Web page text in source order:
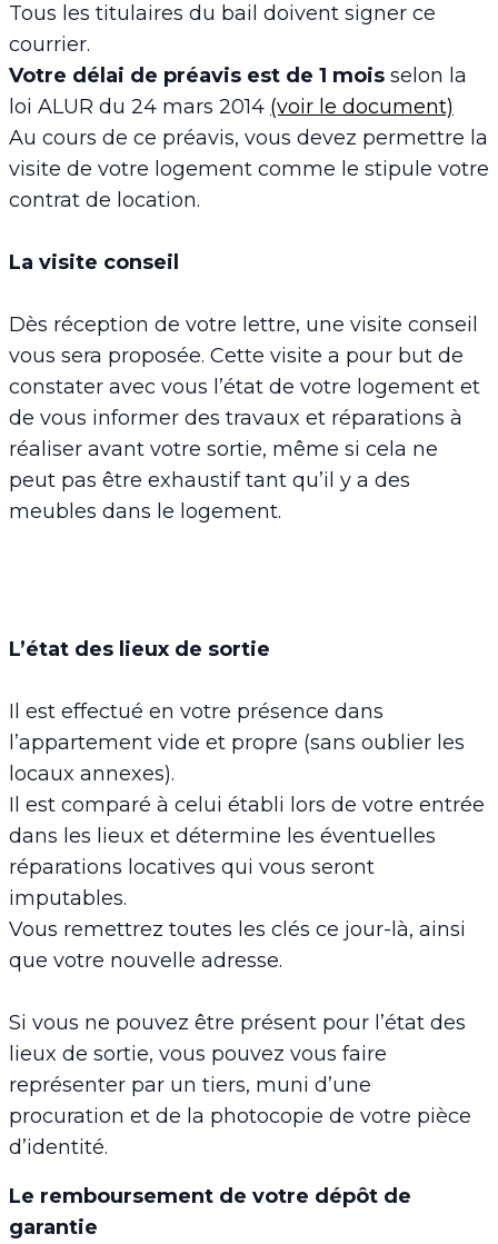
Tous les titulaires du bail doivent signer ce
courrier.
Votre délai de préavis est de 1 mois selon la
loi ALUR du 24 mars 2014 (voir le document)
Au cours de ce préavis, vous devez permettre la
visite de votre logement comme le stipule votre
contrat de location.
La visite conseil
Dès réception de votre lettre, une visite conseil
vous sera proposée. Cette visite a pour but de
constater avec vous l’état de votre logement et
de vous informer des travaux et réparations à
réaliser avant votre sortie, même si cela ne
peut pas être exhaustif tant qu’il y a des
meubles dans le logement.
L’état des lieux de sortie
Il est effectué en votre présence dans
l’appartement vide et propre (sans oublier les
locaux annexes).
Il est comparé à celui établi lors de votre entrée
dans les lieux et détermine les éventuelles
réparations locatives qui vous seront
imputables.
Vous remettrez toutes les clés ce jour-là, ainsi
que votre nouvelle adresse.
Si vous ne pouvez être présent pour l’état des
lieux de sortie, vous pouvez vous faire
représenter par un tiers, muni d’une
procuration et de la photocopie de votre pièce
d’identité.
Le remboursement de votre dépôt de
garantie